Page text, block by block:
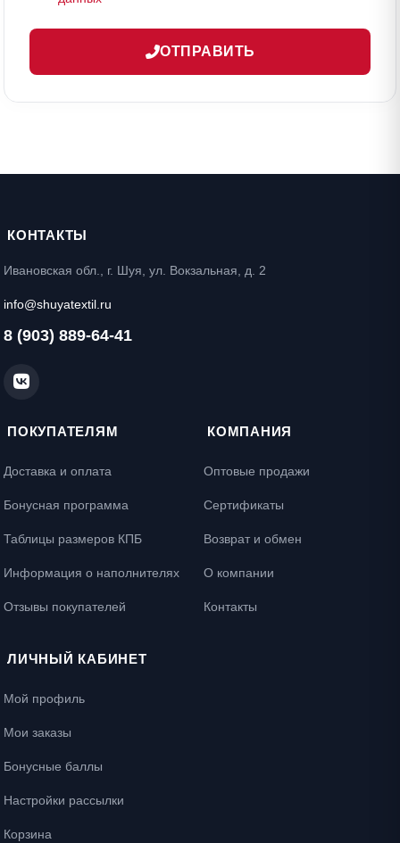
ОТПРАВИТЬ
КОНТАКТЫ
Ивановская обл., г. Шуя, ул. Вокзальная, д. 2
info@shuyatextil.ru
8 (903) 889-64-41
ПОКУПАТЕЛЯМ
Доставка и оплата
Бонусная программа
Таблицы размеров КПБ
Информация о наполнителях
Отзывы покупателей
КОМПАНИЯ
Оптовые продажи
Сертификаты
Возврат и обмен
О компании
Контакты
ЛИЧНЫЙ КАБИНЕТ
Мой профиль
Мои заказы
Бонусные баллы
Настройки рассылки
Корзина